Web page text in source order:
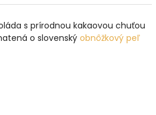
s prírodnou kakaovou chuťou
o slovenský obnôžkový peľ